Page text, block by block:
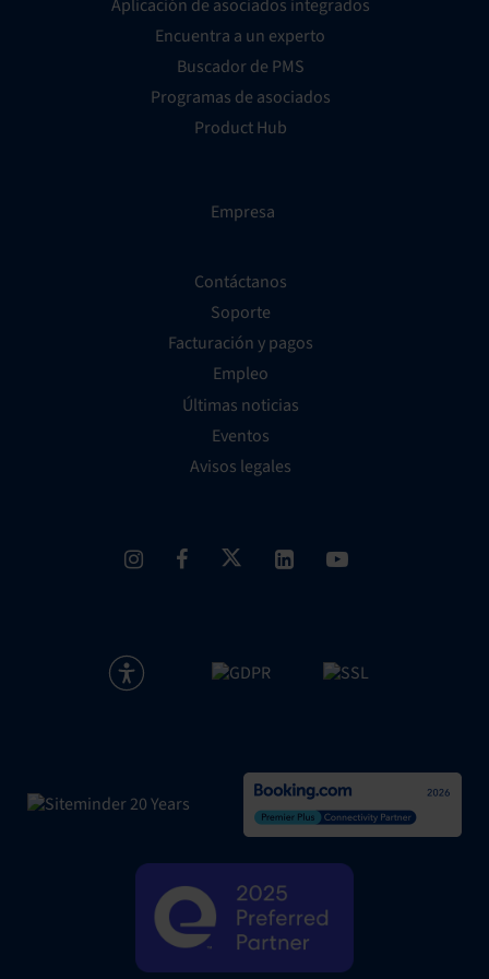
Aplicación de asociados integrados
Encuentra a un experto
Buscador de PMS
Programas de asociados
Product Hub
Empresa
Contáctanos
Soporte
Facturación y pagos
Empleo
Últimas noticias
Eventos
Avisos legales